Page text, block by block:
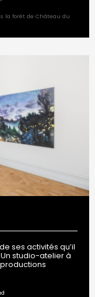
la forêt de Château du
ses activités qu’il
studio-atelier à